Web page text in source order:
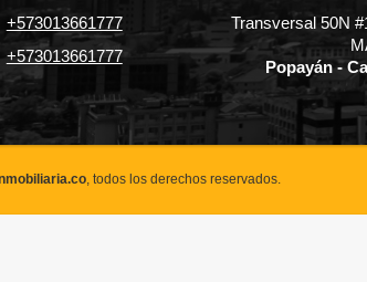
+573013661777
+573013661777
Transversal 50N
Popayán -
, todos los derechos reservados.